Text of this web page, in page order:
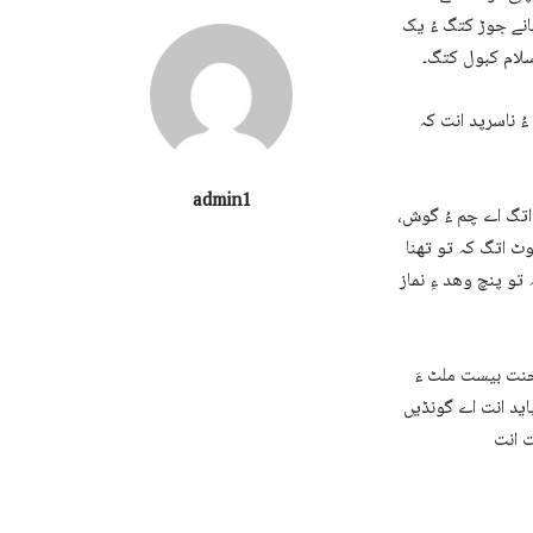
admin1
جوڑ کتگ ءُ یک
کبول کتگ۔
ناسرپد انت کہ
اے چم ءُ گوش،
اتگ کہ تو تھنا
تو پنچ وھد ءِ نماز
جنت بیست ملٹ ءَ
انت اے گونڈیں